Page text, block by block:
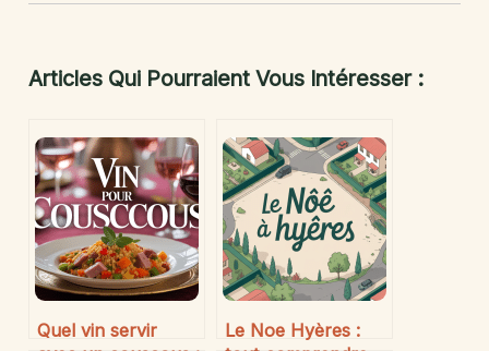
Articles Qui Pourraient Vous Intéresser :
Quel vin servir
Le Noe Hyères :